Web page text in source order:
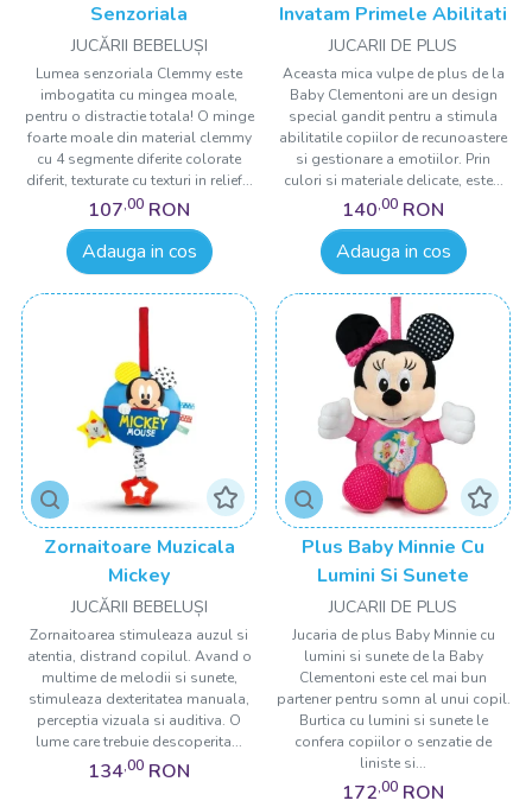
Senzoriala
JUCĂRII BEBELUȘI
Lumea senzoriala Clemmy este
imbogatita cu mingea moale,
pentru o distractie totala! O minge
foarte moale din material clemmy
cu 4 segmente diferite colorate
diferit, texturate cu texturi in relief...
107,00 RON
Adauga in cos
Invatam Primele Abilitati
JUCARII DE PLUS
Aceasta mica vulpe de plus de la
Baby Clementoni are un design
special gandit pentru a stimula
abilitatile copiilor de recunoastere
si gestionare a emotiilor. Prin
culori si materiale delicate, este...
140,00 RON
Adauga in cos
Zornaitoare Muzicala
Mickey
JUCĂRII BEBELUȘI
Zornaitoarea stimuleaza auzul si
atentia, distrand copilul. Avand o
multime de melodii si sunete,
stimuleaza dexteritatea manuala,
perceptia vizuala si auditiva. O
lume care trebuie descoperita...
134,00 RON
Plus Baby Minnie Cu
Lumini Si Sunete
JUCARII DE PLUS
Jucaria de plus Baby Minnie cu
lumini si sunete de la Baby
Clementoni este cel mai bun
partener pentru somn al unui copil.
Burtica cu lumini si sunete le
confera copiilor o senzatie de
liniste si...
172,00 RON